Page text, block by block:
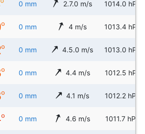
0 mm 2.7.0 m/s 1014.0 hPa
0 mm 4 m/s 1013.4 hPa
0 mm 4.5.0 m/s 1013.0 hPa
0 mm 4.4 m/s 1012.5 hPa
0 mm 4.1 m/s 1012.2 hPa
0 mm 4.6 m/s 1011.7 hPa